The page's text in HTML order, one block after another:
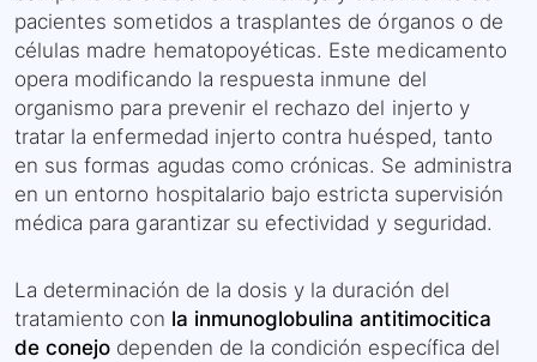
pacientes sometidos a trasplantes de órganos o de
células madre hematopoyéticas. Este medicamento
opera modificando la respuesta inmune del
organismo para prevenir el rechazo del injerto y
tratar la enfermedad injerto contra huésped, tanto
en sus formas agudas como crónicas. Se administra
en un entorno hospitalario bajo estricta supervisión
médica para garantizar su efectividad y seguridad.
La determinación de la dosis y la duración del
tratamiento con la inmunoglobulina antitimocitica
de conejo dependen de la condición específica del